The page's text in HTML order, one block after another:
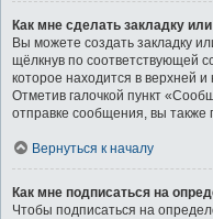
Как мне сделать закладку
Вы можете создать закладку
щёлкнув по соответствующей
которое находится в верхней
Отметив галочкой пункт
отправке сообщения, вы
Вернуться к началу
Как мне подписаться на
Чтобы подписаться на